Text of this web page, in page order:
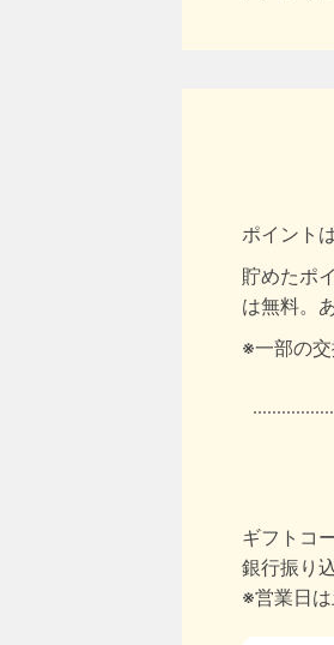
ポイント
貯めたポ
は無料。
※一部の
ギフトコ
銀行振り
※営業日